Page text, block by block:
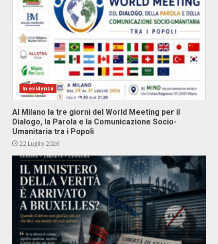
In evidenza
Al Milano la tre giorni del World Meeting per il
Dialogo, la Parola e la Comunicazione Socio-
Umanitaria tra i Popoli
22 Luglio 2026